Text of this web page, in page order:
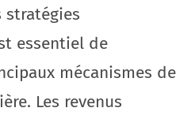
stratégies
essentiel de
mécanismes de
Les revenus